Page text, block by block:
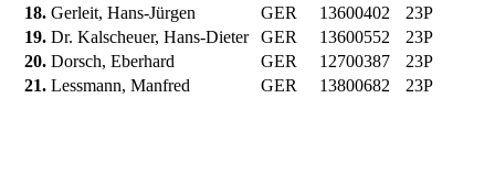
18. Gerleit, Hans-Jürgen GER 13600402
23P
19. Dr. Kalscheuer, Hans-Dieter GER 13600552
23P
20. Dorsch, Eberhard GER 12700387
23P
21. Lessmann, Manfred GER 13800682 23P